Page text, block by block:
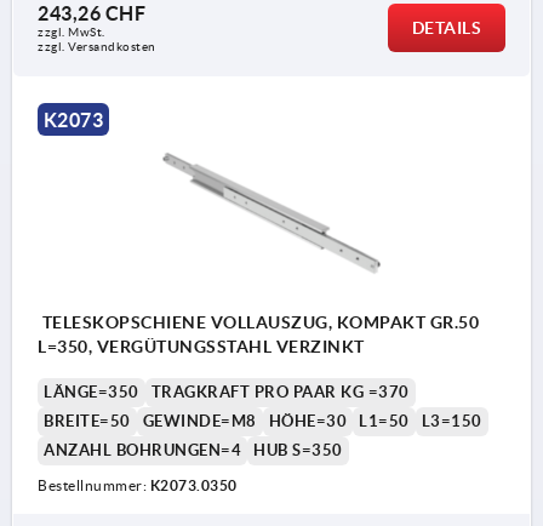
243,26 CHF
zzgl. MwSt.
zzgl. Versandkosten
DETAILS
K2073
TELESKOPSCHIENE VOLLAUSZUG, KOMPAKT GR.50
L=350, VERGÜTUNGSSTAHL VERZINKT
LÄNGE=350
TRAGKRAFT PRO PAAR KG =370
BREITE=50
GEWINDE=M8 HÖHE=30 L1=50
L3=150
ANZAHL BOHRUNGEN=4
HUB S=350
Bestellnummer: K2073.0350